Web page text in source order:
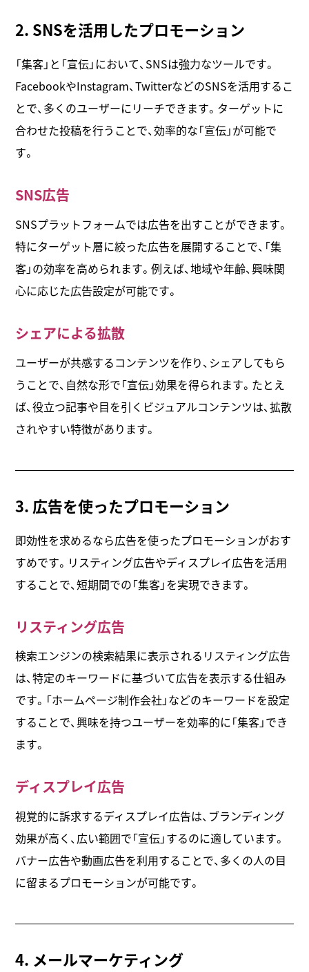
2. SNSを活用したプロモーション
「集客」と「宣伝」において、SNSは強力なツールです。
FacebookやInstagram、TwitterなどのSNSを活用するこ
とで、多くのユーザーにリーチできます。ターゲットに
合わせた投稿を行うことで、効率的な「宣伝」が可能で
す。
SNS広告
SNSプラットフォームでは広告を出すことができます。
特にターゲット層に絞った広告を展開することで、「集
客」の効率を高められます。例えば、地域や年齢、興味関
心に応じた広告設定が可能です。
シェアによる拡散
ユーザーが共感するコンテンツを作り、シェアしてもら
うことで、自然な形で「宣伝」効果を得られます。たとえ
ば、役立つ記事や目を引くビジュアルコンテンツは、拡散
されやすい特徴があります。
3. 広告を使ったプロモーション
即効性を求めるなら広告を使ったプロモーションがおす
すめです。リスティング広告やディスプレイ広告を活用
することで、短期間での「集客」を実現できます。
リスティング広告
検索エンジンの検索結果に表示されるリスティング広告
は、特定のキーワードに基づいて広告を表示する仕組み
です。「ホームページ制作会社」などのキーワードを設定
することで、興味を持つユーザーを効率的に「集客」でき
ます。
ディスプレイ広告
視覚的に訴求するディスプレイ広告は、ブランディング
効果が高く、広い範囲で「宣伝」するのに適しています。
バナー広告や動画広告を利用することで、多くの人の目
に留まるプロモーションが可能です。
4. メールマーケティング